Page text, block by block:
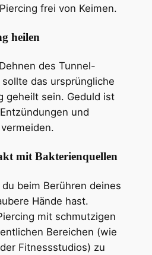
frei von Keimen.
heilen
des Tunnel-
das ursprüngliche
geheilt sein. Geduld ist
und
mit Bakterienquellen
beim Berühren deines
Hände hast.
mit schmutzigen
Bereichen (wie
Fitnessstudios) zu